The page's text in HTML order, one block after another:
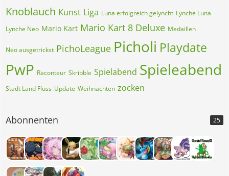
Knoblauch Kunst Liga Luna erfolgreich gelyncht Lynche Luna
Lynche Neo Mario Kart Mario Kart 8 Deluxe Medaillen
Neo ausgetrickst PichoLeague Picholi Playdate
PwP Raconteur Skribble Spielabend Spieleabend
Stadt Land Fluss Update Weihnachten zocken
Abonnenten 25